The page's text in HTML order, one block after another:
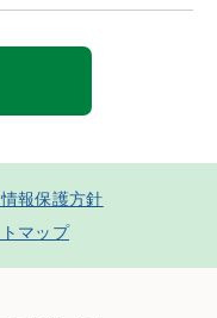
報保護方針
マップ